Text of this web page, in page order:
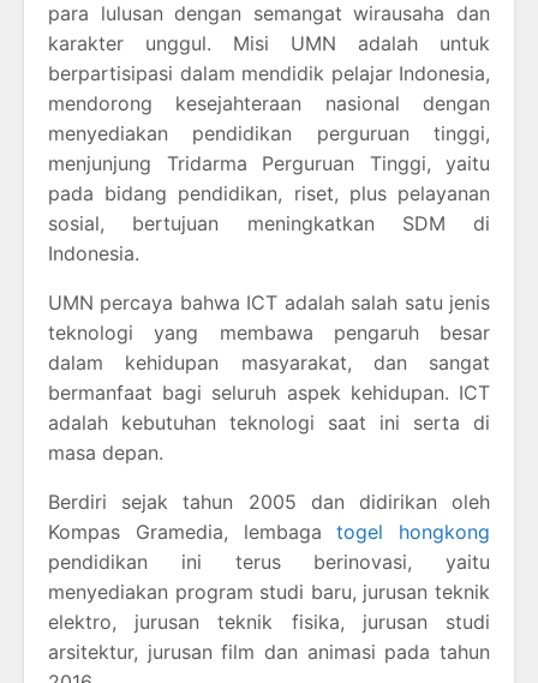
para lulusan dengan semangat wirausaha dan
karakter unggul. Misi UMN adalah untuk
berpartisipasi dalam mendidik pelajar Indonesia,
mendorong kesejahteraan nasional dengan
menyediakan pendidikan perguruan tinggi,
menjunjung Tridarma Perguruan Tinggi, yaitu
pada bidang pendidikan, riset, plus pelayanan
sosial, bertujuan meningkatkan SDM di
Indonesia.
UMN percaya bahwa ICT adalah salah satu jenis
teknologi yang membawa pengaruh besar
dalam kehidupan masyarakat, dan sangat
bermanfaat bagi seluruh aspek kehidupan. ICT
adalah kebutuhan teknologi saat ini serta di
masa depan.
Berdiri sejak tahun 2005 dan didirikan oleh
Kompas Gramedia, lembagatogel hongkong
pendidikan ini terus berinovasi, yaitu
menyediakan program studi baru, jurusan teknik
elektro, jurusan teknik fisika, jurusan studi
arsitektur, jurusan film dan animasi pada tahun